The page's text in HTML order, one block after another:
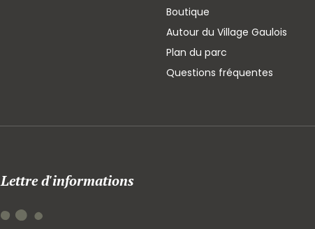
Boutique
Autour du Village Gaulois
Plan du parc
Questions fréquentes
Lettre d'informations